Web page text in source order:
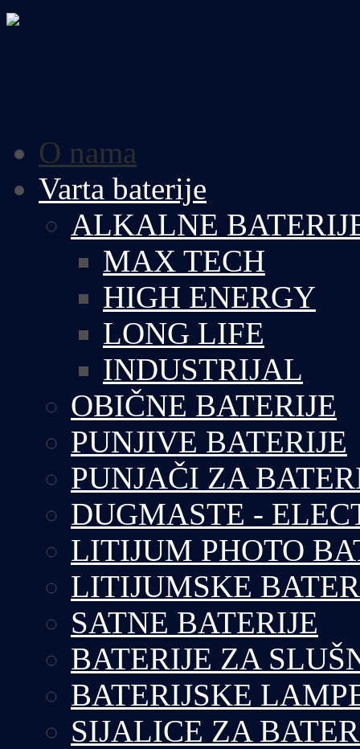
O nama
Varta baterije
ALKALNE
MAX TECH
HIGH ENERGY
LONG LIFE
INDUSTRIJAL
OBIČNE BATERIJE
PUNJIVE BATERIJE
PUNJAČI ZA
DUGMASTE -
LITIJUM PHOTO
LITIJUMSKE
SATNE BATERIJE
BATERIJE ZA
BATERIJSKE
SIJALICE ZA